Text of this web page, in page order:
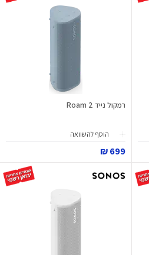
רמקול נייד Roam 2
הוסף להשוואה
699 ₪